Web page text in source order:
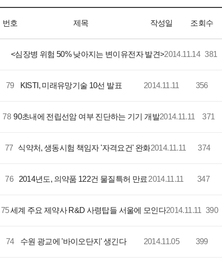
번호 제목 작성일 조회수
<심장병 위험 50% 낮아지는 변이유전자 발견>2014.11.14 381
79 KISTI, 미래유망기술 10선 발표 2014.11.11 356
78 90초내에 전립선암 여부 진단하는 기기 개발2014.11.11 371
77 식약처, 생동시험 책임자 '자격요건' 완화2014.11.11 374
76 2014년도, 의약품 122건 물질특허 만료 2014.11.11 347
75세계 주요 제약사 R&D 사령탑들 서울에 모인다2014.11.11 390
74 수원 광교에 '바이오단지' 생긴다 2014.11.05 399